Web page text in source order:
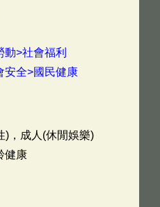
動>社會福利
安全>國民健康
)，成人(休閒娛樂)
健康